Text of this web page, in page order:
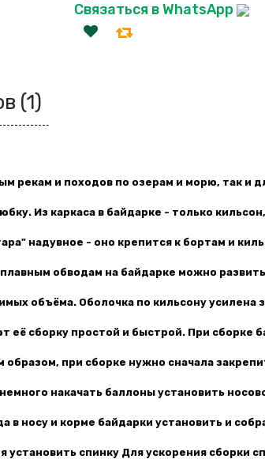
Связаться в WhatsApp
(1)
рекам и походов по озерам и морю, так
Из каркаса в байдарке - только
надувное - оно крепится к бортам и
обводам на байдарке можно
объёма. Оболочка по кильсону
сборку простой и быстрой. При сборке
при сборке нужно сначала
накачать баллоны установить
носу и корме байдарки установить и
установить спинку Для ускорения сборки